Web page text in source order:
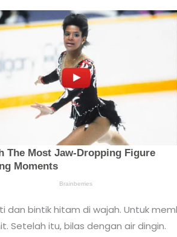
bintik hitam di wajah. Untuk
Setelah itu, bilas dengan air dingin.